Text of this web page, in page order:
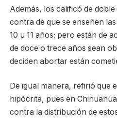
Además, los calificó de
contra de que se enseñen
10 u 11 años; pero están de
de doce o trece años sean
deciden abortar están
De igual manera, refirió que
hipócrita, pues en
contra la distribución de